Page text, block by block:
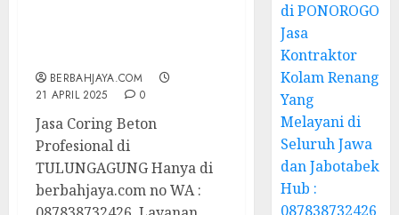
BERBAHJAYA.COM
21 APRIL 2025
0
Jasa Coring Beton
Profesional di
TULUNGAGUNG Hanya di
berbahjaya.com no WA :
di PONOROGO
Jasa
Kontraktor
Kolam Renang
Yang
Melayani di
Seluruh Jawa
dan Jabotabek
Hub :
087838732426